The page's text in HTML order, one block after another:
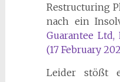
Restructuring
nach ein
Guarantee Ltd,
(17 February
Leider stößt